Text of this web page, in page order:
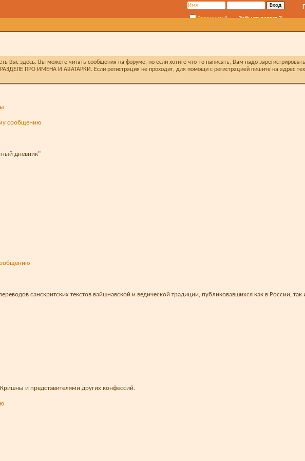
Запомнить? Забыли пароль?
здесь. Вы можете читать сообщения на форуме, но если хотите что-то написать, Вам надо
ПРО ИМЕНА И АВАТАРКИ. Если регистрация не проходит, для помощи с регистрацией пишите на адрес
дневник"
санскритских текстов вайшнавской и ведической традиции, публиковавшихся как в России,
и представителями других конфессий.